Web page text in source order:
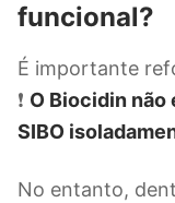
funcional?
É importante
❗ O Biocidin não
SIBO
No entanto,